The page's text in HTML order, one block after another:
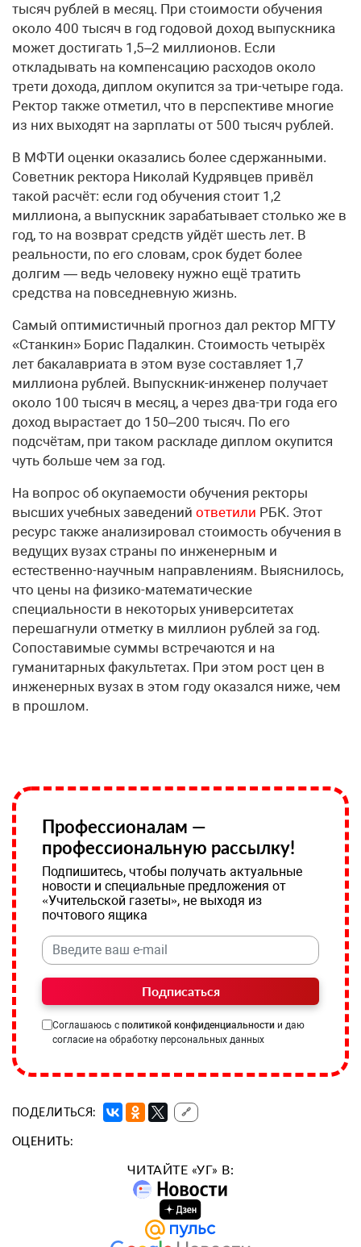
тысяч рублей в месяц. При стоимости обучения
около 400 тысяч в год годовой доход выпускника
может достигать 1,5–2 миллионов. Если
откладывать на компенсацию расходов около
трети дохода, диплом окупится за три-четыре года.
Ректор также отметил, что в перспективе многие
из них выходят на зарплаты от 500 тысяч рублей.
В МФТИ оценки оказались более сдержанными.
Советник ректора Николай Кудрявцев привёл
такой расчёт: если год обучения стоит 1,2
миллиона, а выпускник зарабатывает столько же в
год, то на возврат средств уйдёт шесть лет. В
реальности, по его словам, срок будет более
долгим — ведь человеку нужно ещё тратить
средства на повседневную жизнь.
Самый оптимистичный прогноз дал ректор МГТУ
«Станкин» Борис Падалкин. Стоимость четырёх
лет бакалавриата в этом вузе составляет 1,7
миллиона рублей. Выпускник-инженер получает
около 100 тысяч в месяц, а через два-три года его
доход вырастает до 150–200 тысяч. По его
подсчётам, при таком раскладе диплом окупится
чуть больше чем за год.
На вопрос об окупаемости обучения ректоры
высших учебных заведений ответили РБК. Этот
ресурс также анализировал стоимость обучения в
ведущих вузах страны по инженерным и
естественно-научным направлениям. Выяснилось,
что цены на физико-математические
специальности в некоторых университетах
перешагнули отметку в миллион рублей за год.
Сопоставимые суммы встречаются и на
гуманитарных факультетах. При этом рост цен в
инженерных вузах в этом году оказался ниже, чем
в прошлом.
Профессионалам —
профессиональную рассылку!
Подпишитесь, чтобы получать актуальные
новости и специальные предложения от
«Учительской газеты», не выходя из
почтового ящика
Подписаться
Соглашаюсь с политикой конфиденциальности и даю
согласие на обработку персональных данных
ПОДЕЛИТЬСЯ: 🔗
ОЦЕНИТЬ:
ЧИТАЙТЕ «УГ» В: